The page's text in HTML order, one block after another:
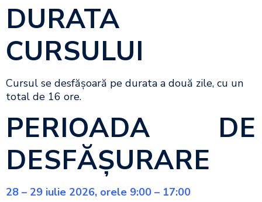
DURATA
CURSULUI
Cursul se desfăşoară pe durata a două zile, cu un
total de 16 ore.
PERIOADA DE
DESFĂŞURARE
28 – 29 iulie 2026, orele 9:00 – 17:00